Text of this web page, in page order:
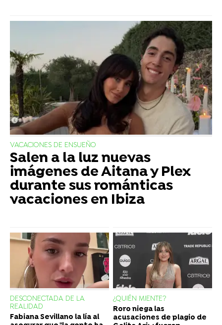
VACACIONES DE ENSUEÑO
Salen a la luz nuevas
imágenes de Aitana y Plex
durante sus románticas
vacaciones en Ibiza
DESCONECTADA DE LA
REALIDAD
Fabiana Sevillano la lía al
¿QUIÉN MIENTE?
Roro niega las
acusaciones de plagio de